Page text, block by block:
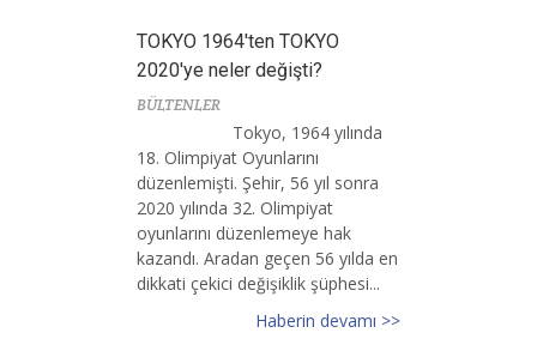
TOKYO 1964'ten TOKYO
2020'ye neler değişti?
BÜLTENLER
Tokyo, 1964 yılında
18. Olimpiyat Oyunlarını
düzenlemişti. Şehir, 56 yıl sonra
2020 yılında 32. Olimpiyat
oyunlarını düzenlemeye hak
kazandı. Aradan geçen 56 yılda en
dikkati çekici değişiklik şüphesi...
Haberin devamı >>